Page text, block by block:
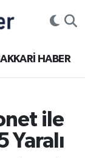
HABER
ile
Yaralı